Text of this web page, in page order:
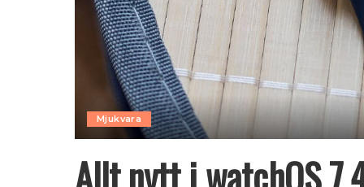
Mjukvara